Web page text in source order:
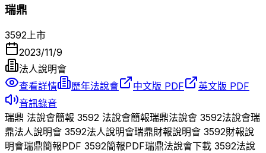
瑞鼎
3592上市
2023/11/9
法人說明會
查看詳情
歷年法說會 中文版 PDF
英文版 PDF
音訊錄音
瑞鼎 法說會簡報 3592 法說會簡報瑞鼎法說會 3592法說會瑞
鼎法人說明會 3592法人說明會瑞鼎財報說明會 3592財報說
明會瑞鼎簡報PDF 3592簡報PDF瑞鼎法說會下載 3592法說